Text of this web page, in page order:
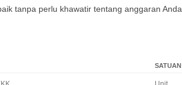
tanpa perlu khawatir tentang anggaran Anda.
SATUAN